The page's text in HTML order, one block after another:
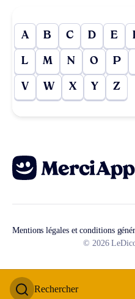
Rechercher
A B C D E
L M N O P
V W X Y Z
Mentions légales et conditions
© 2026